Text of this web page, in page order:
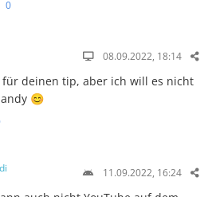
0
08.09.2022, 18:14
für deinen tip, aber ich will es nicht
😊
11.09.2022, 16:24